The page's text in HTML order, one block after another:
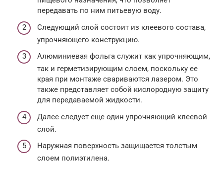
передавать по ним питьевую воду.
Следующий слой состоит из клеевого состава,
упрочняющего конструкцию.
Алюминиевая фольга служит как упрочняющим,
так и герметизирующим слоем, поскольку ее
края при монтаже свариваются лазером. Это
также представляет собой кислородную защиту
для передаваемой жидкости.
Далее следует еще один упрочняющий клеевой
слой.
Наружная поверхность защищается толстым
слоем полиэтилена.